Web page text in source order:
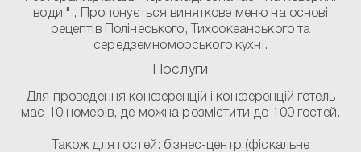
води " , Пропонується виняткове меню на основі
рецептів Полінеського, Тихоокеанського та
середземноморського кухні.
Послуги
Для проведення конференцій і конференцій готель
має 10 номерів, де можна розмістити до 100 гостей.
Також для гостей: бізнес-центр (фіскальне